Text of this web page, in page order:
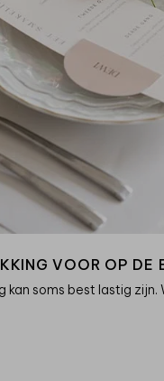
VOOR OP DE
kan soms best lastig zijn.